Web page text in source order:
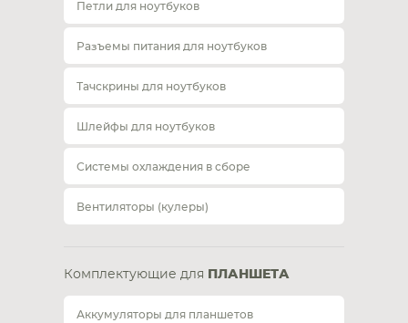
Петли для ноутбуков
Разъемы питания для ноутбуков
Тачскрины для ноутбуков
Шлейфы для ноутбуков
Системы охлаждения в сборе
Вентиляторы (кулеры)
Комплектующие для ПЛАНШЕТА
Аккумуляторы для планшетов